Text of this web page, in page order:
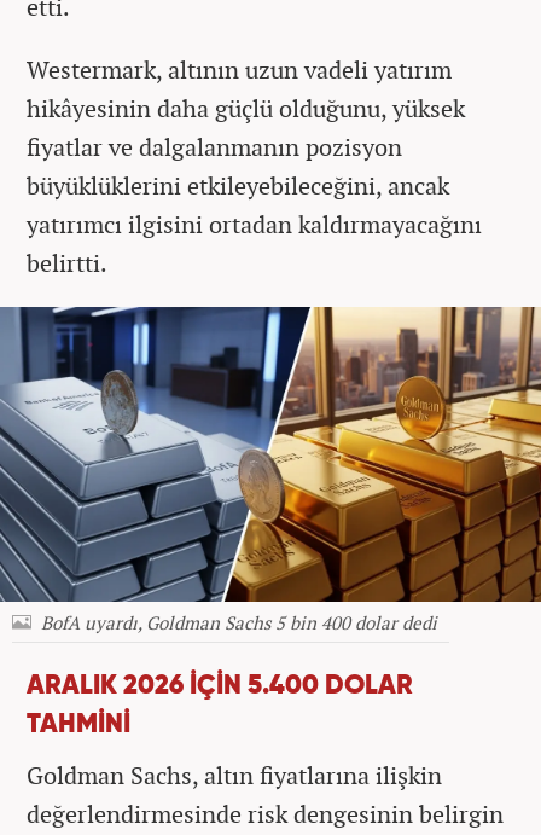
Westermark, altının uzun vadeli yatırım
hikâyesinin daha güçlü olduğunu, yüksek
fiyatlar ve dalgalanmanın pozisyon
büyüklüklerini etkileyebileceğini, ancak
yatırımcı ilgisini ortadan kaldırmayacağını
belirtti.
BofA uyardı, Goldman Sachs 5 bin 400 dolar dedi
ARALIK 2026 İÇİN 5.400 DOLAR
TAHMİNİ
Goldman Sachs, altın fiyatlarına ilişkin
değerlendirmesinde risk dengesinin belirgin